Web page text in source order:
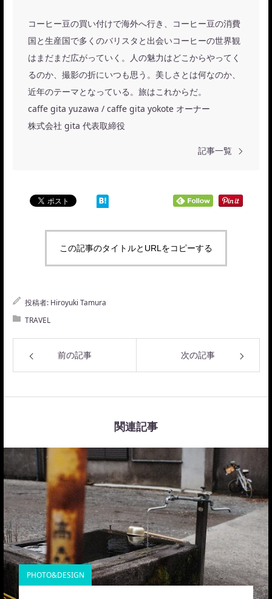
コーヒー豆の買い付けで海外へ行き、コーヒー豆の消費
国と生産国で多くのバリスタと出会いコーヒーの世界観
はまだまだ広がっていく。人の魅力はどこからやってく
るのか、撮影の折にいつも思う。美しさとは何なのか、
近年のテーマとなっている。旅はこれからだ。
caffe gita yuzawa / caffe gita yokote オーナー
株式会社 gita 代表取締役
記事一覧
この記事のタイトルとURLをコピーする
投稿者: Hiroyuki Tamura
TRAVEL
前の記事 次の記事
関連記事
PHOTO&DESIGN